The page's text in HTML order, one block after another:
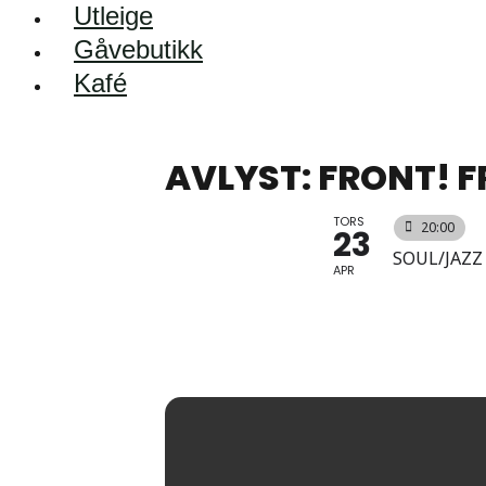
Utleige
Gåvebutikk
Kafé
AVLYST: FRONT!
TORS
23
APR
20:00
SOUL/JAZZ